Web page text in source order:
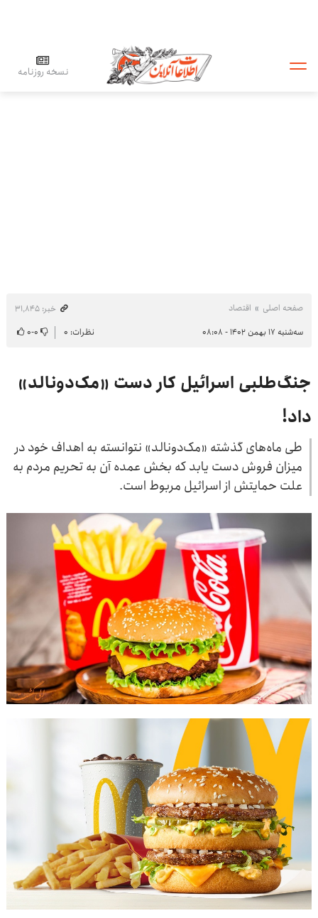
نسخه روزنامه
صفحه اصلی اقتصاد
خبر: ۳۱٬۸۴۵
سه‌شنبه ۱۷ بهمن ۱۴۰۲ - ۰۸:۰۸
نظرات: ۰ ۰-۰
جنگ‌طلبی اسرائیل کار دست «مک‌دونالد»
داد!
طی ماه‌های گذشته «مک‌دونالد» نتوانسته به اهداف خود در
میزان فروش دست یابد که بخش عمده آن به تحریم مردم به
علت حمایتش از اسرائیل مربوط است.